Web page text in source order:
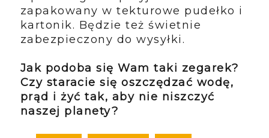
zapakowany w tekturowe pudełko i
kartonik. Będzie też świetnie
zabezpieczony do wysyłki.
Jak podoba się Wam taki zegarek?
Czy staracie się oszczędzać wodę,
prąd i żyć tak, aby nie niszczyć
naszej planety?